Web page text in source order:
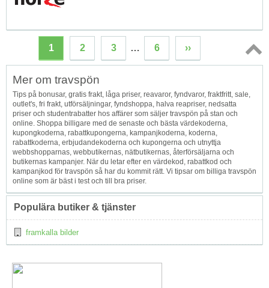
1 2 3 … 6 ››
Topp
Mer om travspön
Tips på bonusar, gratis frakt, låga priser, reavaror, fyndvaror, fraktfritt, sale,
outlet's, fri frakt, utförsäljningar, fyndshoppa, halva reapriser, nedsatta
priser och studentrabatter hos affärer som säljer travspön på stan och
online. Shoppa billigare med de senaste och bästa värdekoderna,
kupongkoderna, rabattkupongerna, kampanjkoderna, koderna,
rabattkoderna, erbjudandekoderna och kupongerna och utnyttja
webbshopparnas, webbutikernas, nätbutikernas, återförsäljarna och
butikernas kampanjer. När du letar efter en värdekod, rabattkod och
kampanjkod för travspön så har du kommit rätt. Vi tipsar om billiga travspön
online som är bäst i test och till bra priser.
Populära butiker & tjänster
framkalla bilder